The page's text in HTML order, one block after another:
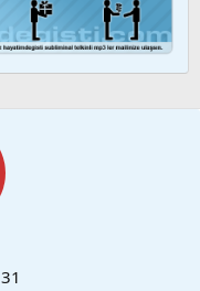
31